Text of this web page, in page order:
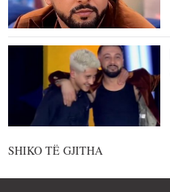
SHIKO TË GJITHA